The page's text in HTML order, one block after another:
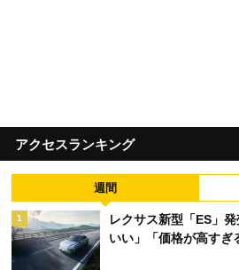
アクセスランキング
週間
1
レクサス新型「ES」
いい」「価格が高すぎ